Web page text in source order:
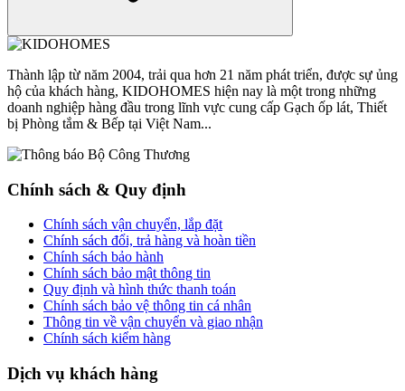
Thành lập từ năm 2004, trải qua hơn 21 năm phát triển, được sự ủng
hộ của khách hàng, KIDOHOMES hiện nay là một trong những
doanh nghiệp hàng đầu trong lĩnh vực cung cấp Gạch ốp lát, Thiết
bị Phòng tắm & Bếp tại Việt Nam...
Chính sách & Quy định
Chính sách vận chuyển, lắp đặt
Chính sách đổi, trả hàng và hoàn tiền
Chính sách bảo hành
Chính sách bảo mật thông tin
Quy định và hình thức thanh toán
Chính sách bảo vệ thông tin cá nhân
Thông tin về vận chuyển và giao nhận
Chính sách kiểm hàng
Dịch vụ khách hàng